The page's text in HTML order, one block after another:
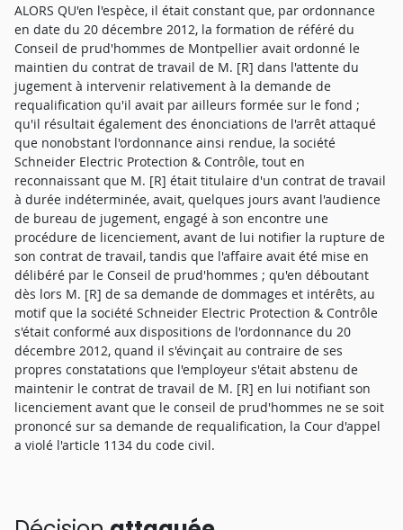
ALORS QU'en l'espèce, il était constant que, par ordonnance
en date du 20 décembre 2012, la formation de référé du
Conseil de prud'hommes de Montpellier avait ordonné le
maintien du contrat de travail de M. [R] dans l'attente du
jugement à intervenir relativement à la demande de
requalification qu'il avait par ailleurs formée sur le fond ;
qu'il résultait également des énonciations de l'arrêt attaqué
que nonobstant l'ordonnance ainsi rendue, la société
Schneider Electric Protection & Contrôle, tout en
reconnaissant que M. [R] était titulaire d'un contrat de travail
à durée indéterminée, avait, quelques jours avant l'audience
de bureau de jugement, engagé à son encontre une
procédure de licenciement, avant de lui notifier la rupture de
son contrat de travail, tandis que l'affaire avait été mise en
délibéré par le Conseil de prud'hommes ; qu'en déboutant
dès lors M. [R] de sa demande de dommages et intérêts, au
motif que la société Schneider Electric Protection & Contrôle
s'était conformé aux dispositions de l'ordonnance du 20
décembre 2012, quand il s'évinçait au contraire de ses
propres constatations que l'employeur s'était abstenu de
maintenir le contrat de travail de M. [R] en lui notifiant son
licenciement avant que le conseil de prud'hommes ne se soit
prononcé sur sa demande de requalification, la Cour d'appel
a violé l'article 1134 du code civil.